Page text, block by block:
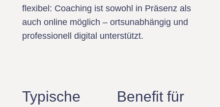
flexibel: Coaching ist sowohl in Präsenz als
auch online möglich – ortsunabhängig und
professionell digital unterstützt.
Typische
Benefit für